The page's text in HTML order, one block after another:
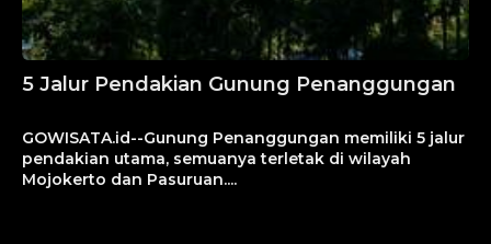
5 Jalur Pendakian Gunung Penanggungan
GOWISATA.id--Gunung Penanggungan memiliki 5 jalur
pendakian utama, semuanya terletak di wilayah
Mojokerto dan Pasuruan....